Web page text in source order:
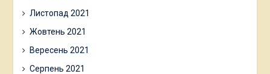
Листопад 2021
Жовтень 2021
Вересень 2021
Серпень 2021